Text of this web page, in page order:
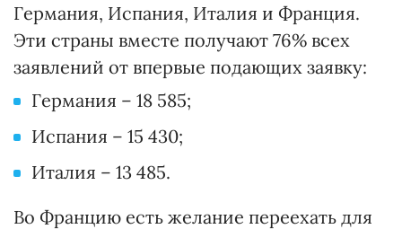
Германия, Испания, Италия и Франция.
Эти страны вместе получают 76% всех
заявлений от впервые подающих заявку:
Германия – 18 585;
Испания – 15 430;
Италия – 13 485.
Во Францию есть желание переехать для